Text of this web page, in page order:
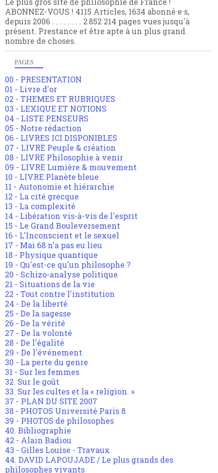
ABONNEZ-VOUS ! 4115 Articles, 1634 abonné·e·s,
depuis 2006 . . . . . . . . 2 852 214 pages vues jusqu'à
présent. Prestance et être apte à un plus grand
nombre de choses.
PAGES
00 - PRESENTATION
01 - Livre d'or
02 - THEMES ET RUBRIQUES
03 - LEXIQUE ET NOTIONS
04 - LISTE PENSEURS
05 - Notre rédaction
06 - LIVRES ICI DISPONIBLES
07 - LIVRE Peuple & création
08 - LIVRE Philosophie à venir
09 - LIVRE Lumière & mouvement
10 - LIVRE Planète bleue
11 - Autonomie et hiérarchie
12 - La cité grecque
13 - La complexité
14 - Libération vis-à-vis de l'esprit
15 - Le Grand Bouleversement
16 - L'Inconscient et le sexuel
17 - Mai 68 n'a pas eu lieu
18 - Physique quantique
19 - Qu'est-ce qu'un philosophe ?
20 - Schizo-analyse politique
21 - Situations de la vie
22 - Tout contre l'institution
24 - De la liberté
25 - De la sagesse
26 - De la vérité
27 - De la volonté
28 - De l'égalité
29 - De l'événement
30 - La perte du genre
31 - Sur les femmes
32. Sur le goût
33. Sur les cultes et la « religion. »
37 - PLAN DU SITE 2007
38 - PHOTOS Université Paris 8
39 - PHOTOS de philosophes
40. Bibliographie
42 - Alain Badiou
43 - Gilles Louise - Travaux
44. DAVID LAPOUJADE / Le plus grands des
philosophes vivants